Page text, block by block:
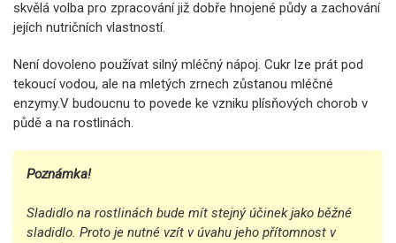
skvělá volba pro zpracování již dobře hnojené půdy a zachování
jejích nutričních vlastností.
Není dovoleno používat silný mléčný nápoj. Cukr lze prát pod
tekoucí vodou, ale na mletých zrnech zůstanou mléčné
enzymy.V budoucnu to povede ke vzniku plísňových chorob v
půdě a na rostlinách.
Poznámka!
Sladidlo na rostlinách bude mít stejný účinek jako běžné
sladidlo. Proto je nutné vzít v úvahu jeho přítomnost v